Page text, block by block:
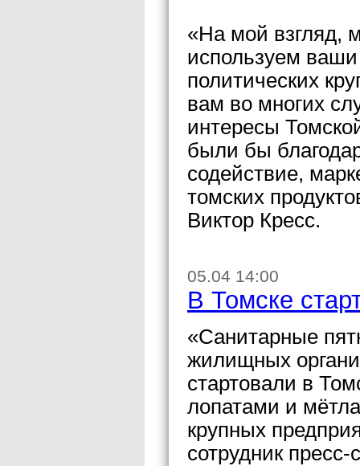
«На мой взгляд,
используем
политических
вам во многих
интересы
были бы
содействие,
томских
Виктор Кресс.
05.04 14:00
В Томске
«Санитарные
жилищных
стартовали в
лопатами и
крупных
сотрудник